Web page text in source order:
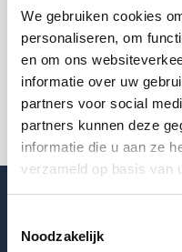
We gebruiken cookies
personaliseren, om
en om ons
informatie over uw
partners voor social
partners kunnen deze
informatie die u aan ze
verzameld op basis van
Noodzakelijk
Terug
Blogpost